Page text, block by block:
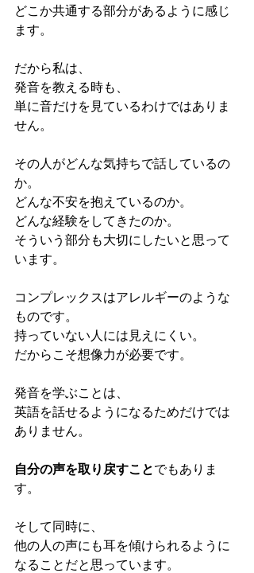
どこか共通する部分があるように感じ
ます。
だから私は、
発音を教える時も、
単に音だけを見ているわけではありま
せん。
その人がどんな気持ちで話しているの
か。
どんな不安を抱えているのか。
どんな経験をしてきたのか。
そういう部分も大切にしたいと思って
います。
コンプレックスはアレルギーのような
ものです。
持っていない人には見えにくい。
だからこそ想像力が必要です。
発音を学ぶことは、
英語を話せるようになるためだけでは
ありません。
自分の声を取り戻すことでもありま
す。
そして同時に、
他の人の声にも耳を傾けられるように
なることだと思っています。